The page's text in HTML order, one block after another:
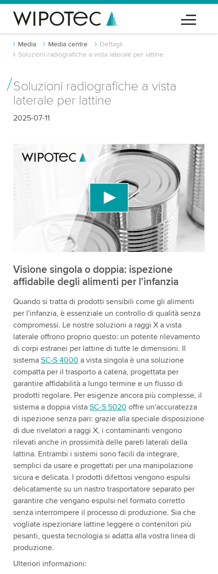
Media Media centre
Dettagli
Soluzioni radiografiche a vista laterale per lattine
Soluzioni radiografiche a vista
laterale per lattine
2025-07-11
Abbiamo bisogno del tuo consenso per
caricare il servizio video di YouTube!
Utilizziamo un servizio di terze parti per
incorporare contenuti video che potrebbe
raccogliere dati sulla tua attività. Per favore, rivedi
i dettagli e accetta il servizio per guardare questo
Visione singola o doppia: ispezione
affidabile degli alimenti per l'infanzia
Quando si tratta di prodotti sensibili come gli alimenti
per l'infanzia, è essenziale un controllo di qualità senza
compromessi. Le nostre soluzioni a raggi X a vista
laterale offrono proprio questo: un potente rilevamento
di corpi estranei per lattine di tutte le dimensioni. Il
sistema SC-S 4000 a vista singola è una soluzione
compatta per il trasporto a catena, progettata per
garantire affidabilità a lungo termine e un flusso di
prodotti regolare. Per esigenze ancora più complesse, il
sistema a doppia vista SC-S 5020 offre un'accuratezza
di ispezione senza pari: grazie alla speciale disposizione
di due rivelatori a raggi X, i contaminanti vengono
rilevati anche in prossimità delle pareti laterali della
lattina. Entrambi i sistemi sono facili da integrare,
semplici da usare e progettati per una manipolazione
sicura e delicata. I prodotti difettosi vengono espulsi
delicatamente su un nastro trasportatore separato per
garantire che vengano espulsi nel formato corretto
senza interrompere il processo di produzione. Sia che
vogliate ispezionare lattine leggere o contenitori più
pesanti, questa tecnologia si adatta alla vostra linea di
produzione.
Ulteriori informazioni: